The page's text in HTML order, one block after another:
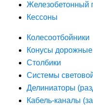
Железобетонный
Кессоны
Колесоотбойники
Конусы дорожные
Столбики
Системы
Делиниаторы
Кабель-каналы